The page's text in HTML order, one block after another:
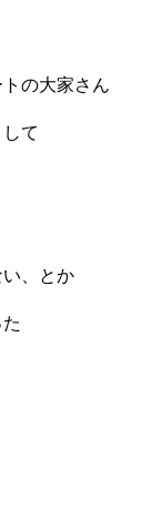
の大家さん
て
、とか